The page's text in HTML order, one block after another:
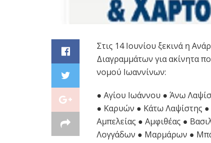
Στις 14 Ιουνίου ξεκινά η
Διαγραμμάτων για ακίνητα
νομού Ιωαννίνων:
● Αγίου Ιωάννου ● Άνω
● Καρυών ● Κάτω Λαψίστης
Αμπελείας ● Αμφιθέας ●
Λογγάδων ● Μαρμάρων ●